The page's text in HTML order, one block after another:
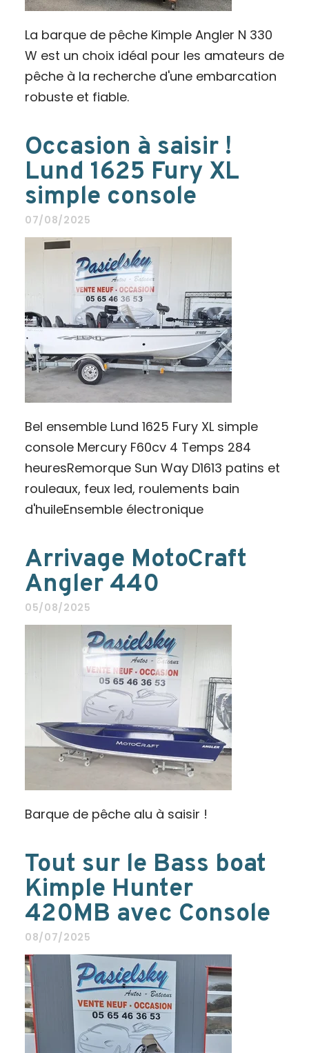
La barque de pêche Kimple Angler N 330
W est un choix idéal pour les amateurs de
pêche à la recherche d'une embarcation
robuste et fiable.
Occasion à saisir !
Lund 1625 Fury XL
simple console
07/08/2025
Bel ensemble Lund 1625 Fury XL simple
console Mercury F60cv 4 Temps 284
heuresRemorque Sun Way D1613 patins et
rouleaux, feux led, roulements bain
d'huileEnsemble électronique
Arrivage MotoCraft
Angler 440
05/08/2025
Barque de pêche alu à saisir !
Tout sur le Bass boat
Kimple Hunter
420MB avec Console
08/07/2025